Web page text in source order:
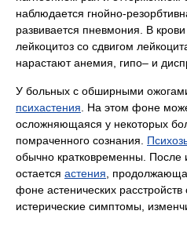
наблюдается гнойно-
развивается пневмония. В
лейкоцитоз со сдвигом
нарастают анемия, гипо– и
У больных с обширными
психастения . На этом фоне
осложняющаяся у некоторых
помраченного сознания.
обычно кратковременны. После
остается астения ,
фоне астенических
истерические симптомы,